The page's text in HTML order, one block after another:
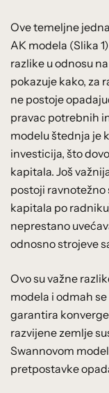
Ove temeljne
AK modela (Slika
razlike u odnosu
pokazuje kako, za
ne postoje
pravac potrebnih
modelu štednja je
investicija, što
kapitala. Još
postoji
kapitala po
neprestano
odnosno strojeve
Ovo su važne
modela i odmah
garantira
razvijene zemlje
Swannovom
pretpostavke